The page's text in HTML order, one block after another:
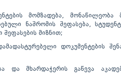
მომზადება, მონაწილეობა
ნაშრომის შეფასება,
შეფასების მიზნით;
დოკუმენტების
და მხარდაჭერის გაწევა